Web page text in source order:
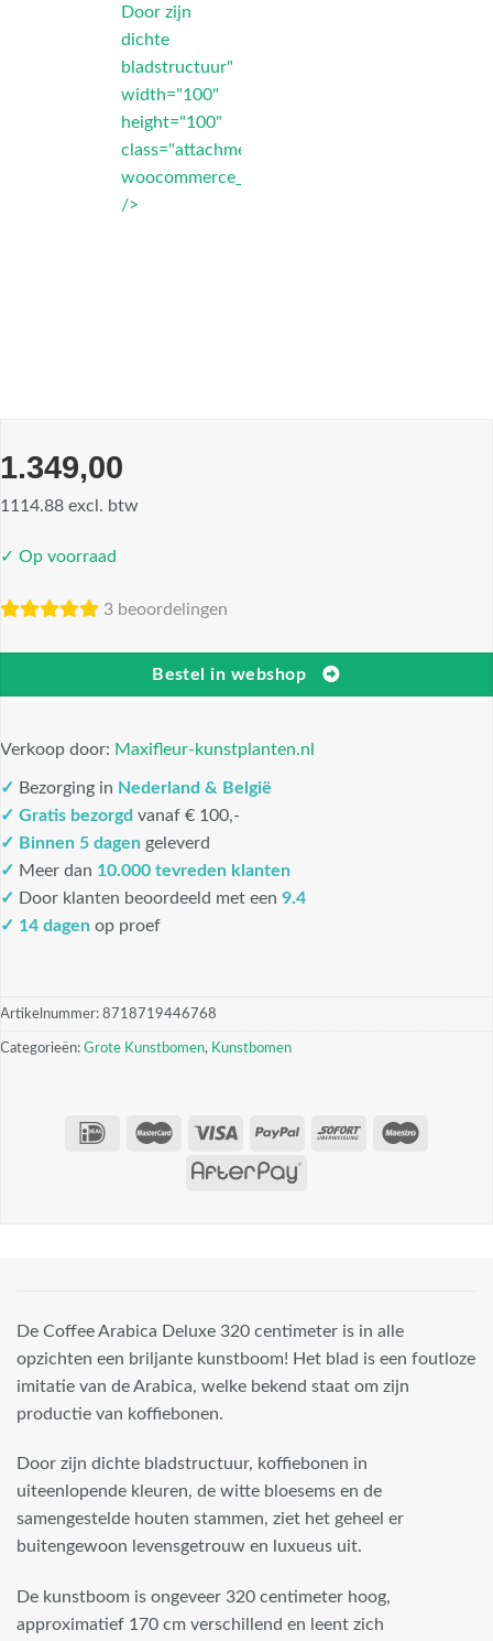
Door zijn
dichte
bladstructuur"
width="100"
height="100"
class="attachment-
woocommerce_thumbnail"
/>
1.349,00
1114.88 excl. btw
✓ Op voorraad
3 beoordelingen
Bestel in webshop
Verkoop door: Maxifleur-kunstplanten.nl
✓ Bezorging in Nederland & België
✓ Gratis bezorgd vanaf € 100,-
✓ Binnen 5 dagen geleverd
✓ Meer dan 10.000 tevreden klanten
✓ Door klanten beoordeeld met een 9.4
✓ 14 dagen op proef
Artikelnummer: 8718719446768
Categorieën: Grote Kunstbomen, Kunstbomen
De Coffee Arabica Deluxe 320 centimeter is in alle
opzichten een briljante kunstboom! Het blad is een foutloze
imitatie van de Arabica, welke bekend staat om zijn
productie van koffiebonen.
Door zijn dichte bladstructuur, koffiebonen in
uiteenlopende kleuren, de witte bloesems en de
samengestelde houten stammen, ziet het geheel er
buitengewoon levensgetrouw en luxueus uit.
De kunstboom is ongeveer 320 centimeter hoog,
approximatief 170 cm verschillend en leent zich